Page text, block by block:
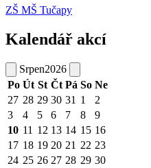
ZŠ MŠ Tučapy
Kalendář akcí
Srpen2026
Po Út St Čt Pá So Ne
27 28 29 30 31 1
2
3
4 5 6 7 8
9
10 11 12 13 14 15 16
17 18 19 20 21 22 23
24 25 26 27 28 29 30